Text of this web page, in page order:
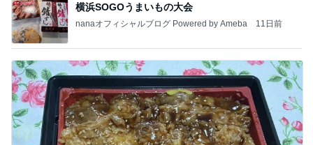
横浜SOGOうまいもの大会
nanaオフィシャルブログ Powered by Ameba 11日前